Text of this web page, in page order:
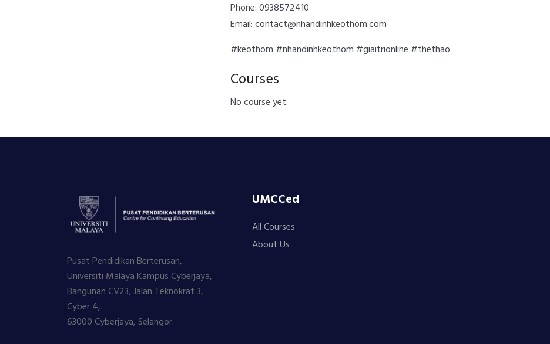
Phone: 0938572410
Email: contact@nhandinhkeothom.com
#keothom #nhandinhkeothom #giaitrionline #thethao
Courses
No course yet.
Pusat Pendidikan Berterusan,
Universiti Malaya Kampus Cyberjaya,
Bangunan CV23, Jalan Teknokrat 3,
Cyber 4,
63000 Cyberjaya, Selangor.
UMCCed
All Courses
About Us